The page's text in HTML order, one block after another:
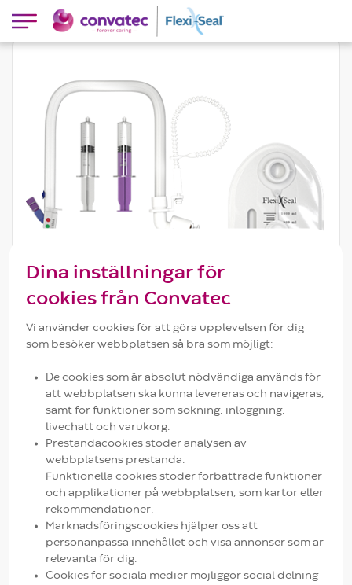
Produkter
Flexi-Seal™ Protect Plus FMS
Dina inställningar för
cookies från Convatec
Vi använder cookies för att göra upplevelsen för dig
som besöker webbplatsen så bra som möjligt:
De cookies som är absolut nödvändiga används för
att webbplatsen ska kunna levereras och navigeras,
samt för funktioner som sökning, inloggning,
livechatt och varukorg.
Prestandacookies stöder analysen av
webbplatsens prestanda.
Funktionella cookies stöder förbättrade funktioner
och applikationer på webbplatsen, som kartor eller
rekommendationer.
Marknadsföringscookies hjälper oss att
personanpassa innehållet och visa annonser som är
relevanta för dig.
Cookies för sociala medier möjliggör social delning